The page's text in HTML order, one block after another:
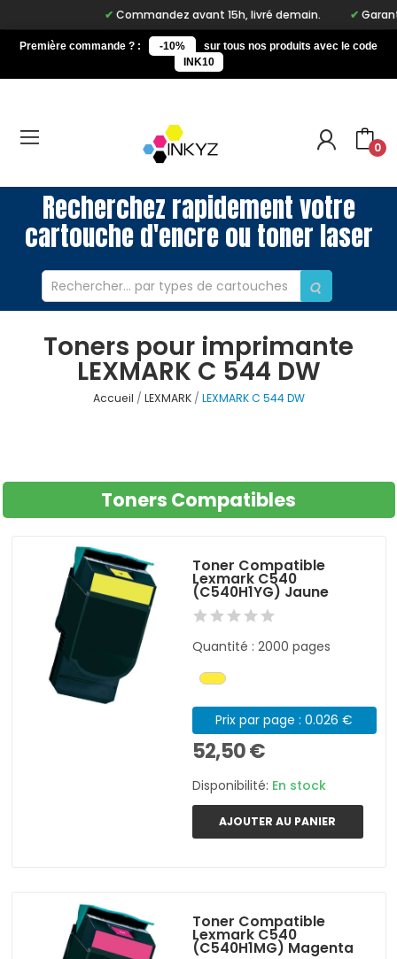
Commandez avant 15h, livré demain.
Première commande ? : -10%
sur tous nos produits avec le code
INK10
0
Recherchez rapidement votre
cartouche d'encre ou toner laser
Toners pour imprimante
LEXMARK C 544 DW
Accueil LEXMARK LEXMARK C 544 DW
Toners Compatibles
Toner Compatible
Lexmark C540
(C540H1YG) Jaune
Quantité : 2000 pages
Prix par page : 0.026 €
52,50 €
Disponibilité: En stock
AJOUTER AU PANIER
Toner Compatible
Lexmark C540
(C540H1MG) Magenta